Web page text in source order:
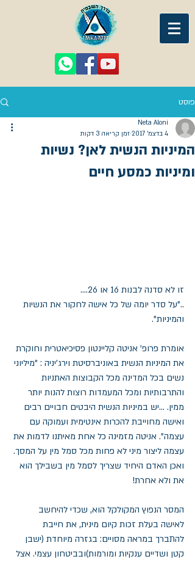
פוסט
המיניות הנשית לאן? נשיות
ומיניות כמסע חיים
Neta Aloni
4 בדצמ׳ 2017
זמן קריאה 3 דקות
זו לא סדנה לבנות 16 או 26....
.."על סדר יומה של כל אישה לחקור את הנשיות
והמיניות".
אומרת פרופ' אניטה קליינטון פסיכיאטרית וחוקרת
את המיניות הנשית באוניברסיטת וירג'יניה : "מיליוני
נשים בכל המדינה מכל הקבוצות האתניות
והתרבותיות ומכל המעמדות רוצות להנות יותר
ממין. ...יש במיניות הנשית היבטים חבויים רבים
ואישה מחוייבת להכרות אינטימית ועמוקה עם
עצמה". אניטה מזמינה כל אחת מאיתנו לדמות את
עצמה ליצור מיני לא פחות מכל סמל מין על המסך.
ואכן האדם היחיד שצריך לסמל מין בשבילך הוא
את ולא אחרת!
המסר הנפוץ המקולקל הוא, שכדי להיחשב
לאישה בעלת זכות קיום מינית, את חייבת
להתברך במראה מסויים: בגזרה מיוחדת (ישבן
קטן ושדיים ענקיות ומורמות)ובביטחון עצמי. אצל